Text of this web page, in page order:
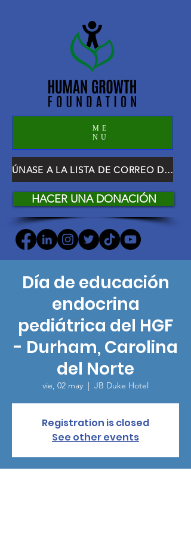
ME
NU
ÚNASE A LA LISTA DE CORREO DE HGF
HACER UNA DONACIÓN
Día de educación
endocrina
pediátrica del HGF
- Durham, Carolina
del Norte
vie, 02 may
  |
JB Duke Hotel
Registration is closed
See other events